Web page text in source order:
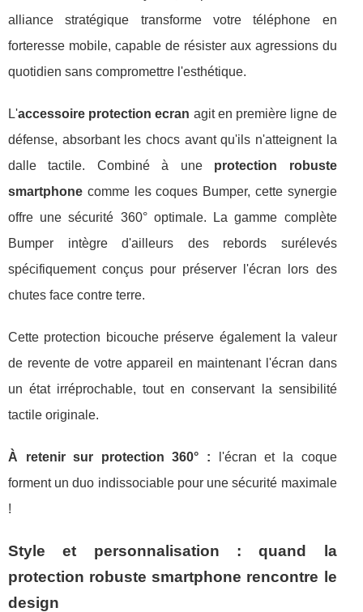
alliance stratégique transforme votre téléphone en
forteresse mobile, capable de résister aux agressions du
quotidien sans compromettre l'esthétique.
L'accessoire protection ecran agit en première ligne de
défense, absorbant les chocs avant qu'ils n'atteignent la
dalle tactile. Combiné à une protection robuste
smartphone comme les coques Bumper, cette synergie
offre une sécurité 360° optimale. La gamme complète
Bumper intègre d'ailleurs des rebords surélevés
spécifiquement conçus pour préserver l'écran lors des
chutes face contre terre.
Cette protection bicouche préserve également la valeur
de revente de votre appareil en maintenant l'écran dans
un état irréprochable, tout en conservant la sensibilité
tactile originale.
À retenir sur protection 360° : l'écran et la coque
forment un duo indissociable pour une sécurité maximale
!
Style et personnalisation : quand la
protection robuste smartphone rencontre le
design